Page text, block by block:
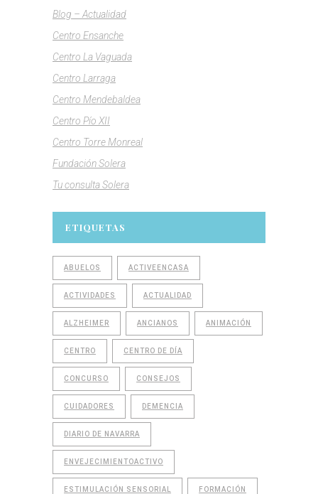
Blog – Actualidad
Centro Ensanche
Centro La Vaguada
Centro Larraga
Centro Mendebaldea
Centro Pío XII
Centro Torre Monreal
Fundación Solera
Tu consulta Solera
ETIQUETAS
ABUELOS ACTIVEENCASA
ACTIVIDADES ACTUALIDAD
ALZHEIMER ANCIANOS ANIMACIÓN
CENTRO CENTRO DE DÍA
CONCURSO CONSEJOS
CUIDADORES DEMENCIA
DIARIO DE NAVARRA
ENVEJECIMIENTOACTIVO
ESTIMULACIÓN SENSORIAL FORMACIÓN